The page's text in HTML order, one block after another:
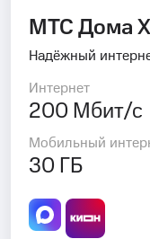
МТС Дома
Надёжный
Интернет
200 Мбит/с
Мобильный
30 ГБ